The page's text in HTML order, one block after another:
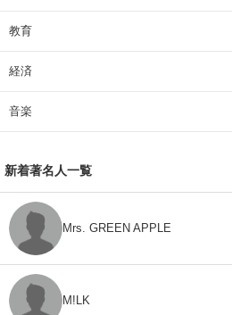
教育
経済
音楽
新着著名人一覧
Mrs. GREEN APPLE
M!LK